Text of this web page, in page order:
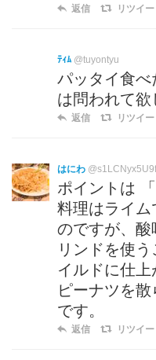
返信 リツイー
ﾃｨﾑ @tuyontyu
パッタイ食
は問われて欲
返信 リツイー
はにわ
ポイントは
料理はライ
のですが、酸
リンドを使
イルドに仕
ピーナツを
です。
返信 リツイー